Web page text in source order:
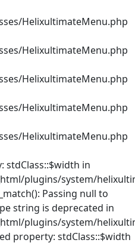
HelixultimateMenu.php
HelixultimateMenu.php
HelixultimateMenu.php
HelixultimateMenu.php
HelixultimateMenu.php
stdClass::$width in
plugins/system/
Passing null to
string is deprecated in
plugins/system/
property: stdClass::$width